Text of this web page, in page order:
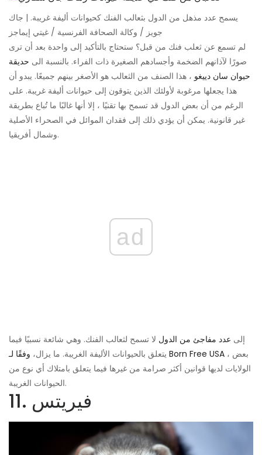
يسمح عدد مذهل من الدول بثعالب الفنك كحيوانات أليفة غريبة. | جاك
جويز / وكالة الصحافة الفرنسية / غيتي إيماجز
لم تسمع عن ثعلب فنك من قبل؟ ستحتاج بالتأكيد إلى واحدة بعد أن ترى
صورًا لآذانهم الضخمة وأجسادهم الصغيرة ذات الفراء. بالنسبة الى حديقة
حيوان سان دييغو ، هذا الصنف من الثعالب هو الأصغر بينهم جميعًا. يبدو أن
هذا يجعلها مرغوبة لأولئك الذين يتوقون إلى حيوانات أليفة غريبة. على
الرغم من أن بعض الدول قد تسمح بها تقنيًا ، إلا أنها غالبًا ما تُباع بطريقة
غير قانونية. يمكن أن يؤدي ذلك إلى فقدان الموائل في الصحراء الأصلية
وشمال أفريقيا.
ad
إلى عدد مفاجئ من الدول لا تسمح لثعالب الفنك. وهي شائعة نسبيًا فيما
يتعلق بالحيوانات الأليفة الغريبة. ما يزال، وفقًا لـ Born Free USA ، بعض
الولايات لديها قوانين أكثر صرامة من غيرها فيما يتعلق بامتلاك أي نوع من
الحيوانات الغريبة.
11. فيريتس